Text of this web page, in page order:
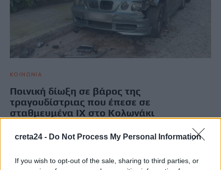
creta24 - Do Not Process My Personal Information
If you wish to opt-out of the sale, sharing to third parties, or
ΚΟΙΝΩΝΙΑ
Ποινική δίωξη σε βάρος της
τραγουδίστριας που έπεσε σε
σταθμευμένα ΙΧ στο Κολωνάκι
Στην άσκηση ποινικής δίωξης για δύο πλημμελήματα προχώρησε
η Εισαγγελία Πρωτοδικών Αθηνών σε βάρος της 36χρονης
Newsroom 17 Φεβρουαρίου, 2026